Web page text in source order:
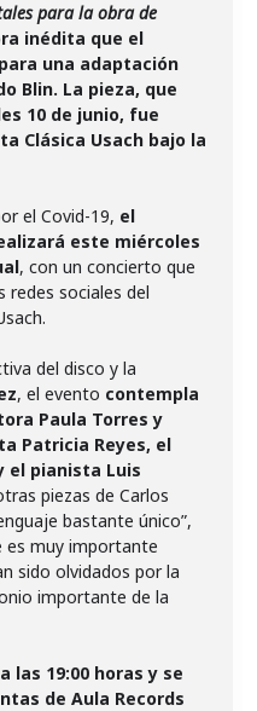
para la obra de
inédita que el
una adaptación
Blin. La pieza, que
10 de junio, fue
Clásica Usach bajo la
el Covid-19, el
este miércoles
, con un concierto que
redes sociales del
del disco y la
, el evento contempla
Paula Torres y
Patricia Reyes, el
el pianista Luis
piezas de Carlos
bastante único”,
es muy importante
sido olvidados por la
importante de la
las 19:00 horas y se
de Aula Records